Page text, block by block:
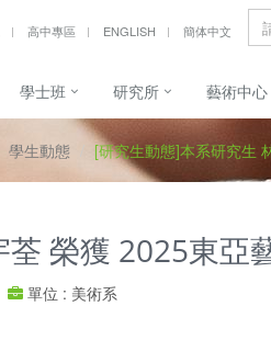
高中專區 ENGLISH 簡体中文
學士班 研究所 藝術中心
學生動態 [研究生動態]本系研究生
榮獲 2025東亞
單位 : 美術系